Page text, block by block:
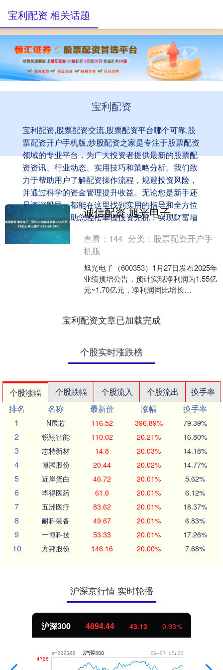
宝利配资
宝利配资,股票配资交流,股票配资平台哪个可靠,股
票配资开户手机版,炒股配资之家是专注于股票配资
领域的专业平台，为广大投资者提供最新的股票配
资资讯、行业动态、实用技巧和策略分析。我们致
力于帮助用户了解配资操作流程，规避投资风险，
并通过科学的资金管理提升收益。无论您是新手还
是资深股民，都能在这里找到实用的指导和全方位
的服务支持，助您轻松掌握投资先机，实现财富增
值。
宝利配资 相关话题
诚信配资 旭光电子：预计2025年净利润1.55亿元~1.70亿元 同比增51.25%~65.89%
查看： 144 分类： 股票配资开户手
机版
旭光电子（600353）1月27日发布2025年
业绩预增公告，预计实现净利润为1.55亿
元~1.70亿元，净利润同比增长
宝利配资文章已加载完成
个股实时涨跌榜
个股涨幅 个股跌幅 个股流入 个股流出
换手率
排名
名称 最新价 涨幅
换手率
1
N展芯 116.52 396.89% 79.39%
2 锐翔智能 110.02 20.21% 16.80%
3 志特新材 14.8 20.03% 14.18%
4 博腾股份 20.44 20.02% 14.77%
5 近岸蛋白 46.72 20.01% 5.62%
6 毕得医药 61.6 20.01% 6.12%
7 五洲医疗 83.62 20.01% 18.37%
8 耐科装备 49.67 20.01% 6.83%
9 一博科技 53.33 20.01% 17.26%
10 方邦股份 146.16 20.00% 7.68%
沪深京行情 实时轮播
沪深300 4694.44 43.13 0.93%